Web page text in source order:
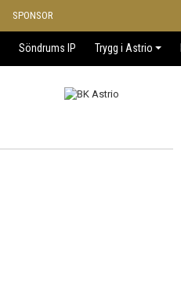
SPONSOR
Söndrums IP Trygg i Astrio